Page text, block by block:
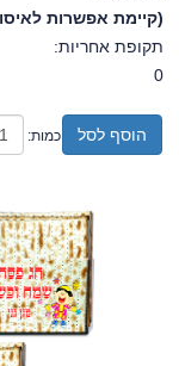
(קיימת אפשרות
תקופת אחריות:
0
הוסף לסל כמות: